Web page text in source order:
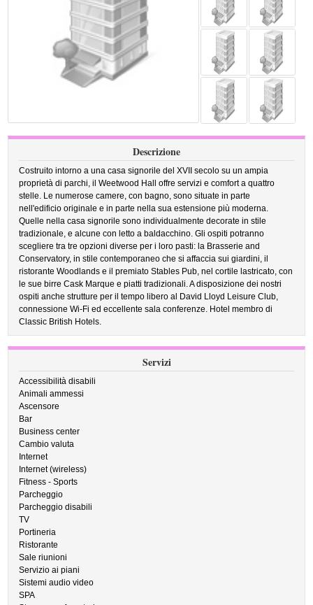
Descrizione
Costruito intorno a una casa signorile del XVII secolo su un ampia
proprietà di parchi, il Weetwood Hall offre servizi e comfort a quattro
stelle. Le numerose camere, con bagno, sono situate in parte
nell'edificio originale e in parte nella sua estensione più moderna.
Quelle nella casa signorile sono individualmente decorate in stile
tradizionale, e alcune con letto a baldacchino. Gli ospiti potranno
scegliere tra tre opzioni diverse per i loro pasti: la Brasserie and
Conservatory, in stile contemporaneo che si affaccia sui giardini, il
ristorante Woodlands e il premiato Stables Pub, nel cortile lastricato, con
le sue birre Cask Marque e piatti tradizionali. A disposizione dei nostri
ospiti anche strutture per il tempo libero al David Lloyd Leisure Club,
connessione Wi-Fi ed eccellente sala conferenze. Hotel membro di
Classic British Hotels.
Servizi
Accessibilità disabili
Animali ammessi
Ascensore
Bar
Business center
Cambio valuta
Internet
Internet (wireless)
Fitness - Sports
Parcheggio
Parcheggio disabili
TV
Portineria
Ristorante
Sale riunioni
Servizio ai piani
Sistemi audio video
SPA